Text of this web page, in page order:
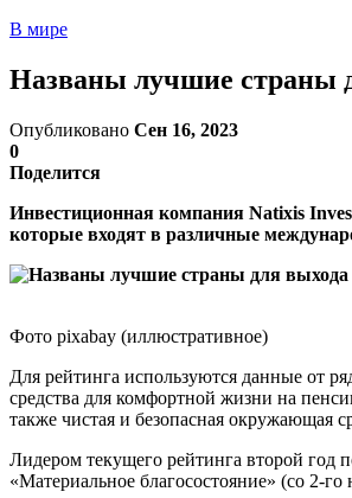
В мире
Названы лучшие страны
Опубликовано Сен 16, 2023
0
Поделится
Инвестиционная компания Natixis
которые входят в различные
Фото pixabay (иллюстративное)
Для рейтинга используются данные от
средства для комфортной жизни на
также чистая и безопасная окружающая
Лидером текущего рейтинга второй год
«Материальное благосостояние» (со 2-